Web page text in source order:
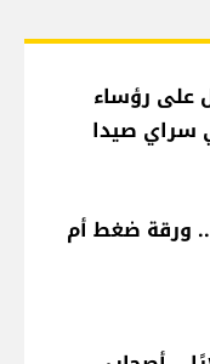
على رؤساء
سراي صيدا
ورقة ضغط أم